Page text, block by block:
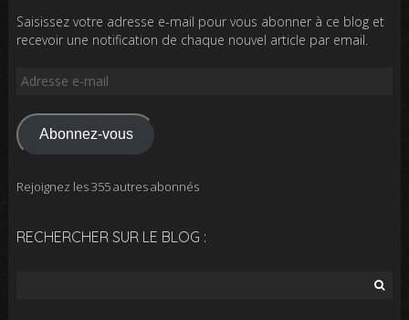
Saisissez votre adresse e-mail pour vous abonner à ce blog et
recevoir une notification de chaque nouvel article par email.
Adresse
mail
Abonnez-vous
Rejoignez les 355 autres abonnés
RECHERCHER SUR LE BLOG :